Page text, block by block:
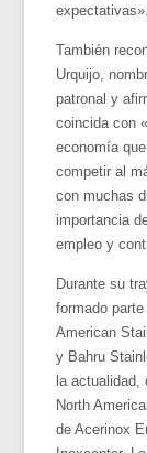
expectativas».
También
Urquijo,
patronal y
coincida con
economía
competir al
con muchas
importancia
empleo y
Durante su
formado
American
y Bahru
la actualidad,
North
de Acerinox